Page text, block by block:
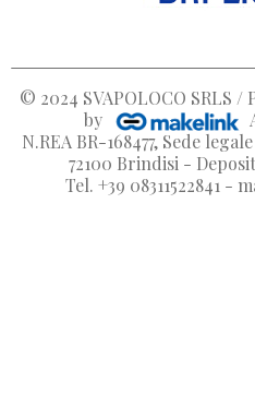
© 2024 SVAPOLOCO SRLS /
by
N.REA BR-168477, Sede
72100 Brindisi -
Tel. +39 08311522841 -